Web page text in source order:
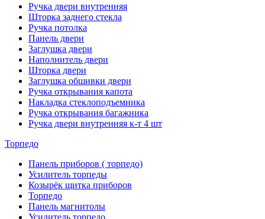
Ручка двери внутренняя
Шторка заднего стекла
Ручка потолка
Панель двери
Заглушка двери
Наполнитель двери
Шторка двери
Заглушка обшивки двери
Ручка открывания капота
Накладка стеклоподъемника
Ручка открывания багажника
Ручка двери внутренняя к-т 4 шт
Торпедо
Панель приборов ( торпедо)
Усилитель торпеды
Козырёк щитка приборов
Торпедо
Панель магнитолы
Усилитель торпедо